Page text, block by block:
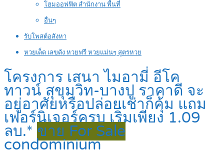
โฮมออฟฟิต สำนักงาน พื้นที่
อื่นๆ
รับโพสต์อสังหา
หวยเด็ด เลขดัง หวยฟรี หวยแม่นๆ สูตรหวย
โครงการ เสนา ไมอามี่ อีโค
ทาวน์ สุขุมวิท-บางปู ราคาดี จะ
อยู่อาศัยหรือปล่อยเช่าก็คุ้ม แถม
เฟอร์นิเจอร์ครบ เริ่มเพียง 1.09
ลบ.* ขาย For Sale
condominium